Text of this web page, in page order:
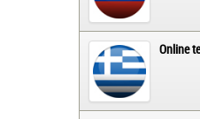
Online